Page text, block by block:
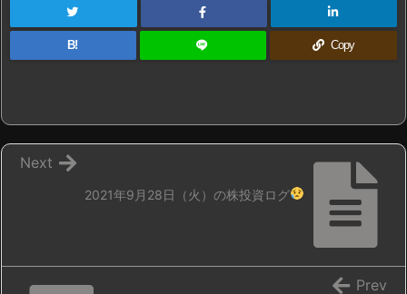
B! Copy
2021年9月28日（火）の株投資ログ
Next
Prev